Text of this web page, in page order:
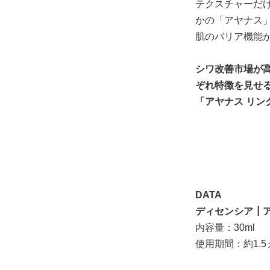
テクスチャーだ
かの「アヤナス
肌のバリア機能
シワ改善市場が
ぞれ特徴を見せ
「アヤナス リ
DATA
ディセンシア┃
内容量：30ml
使用期間：約1.5